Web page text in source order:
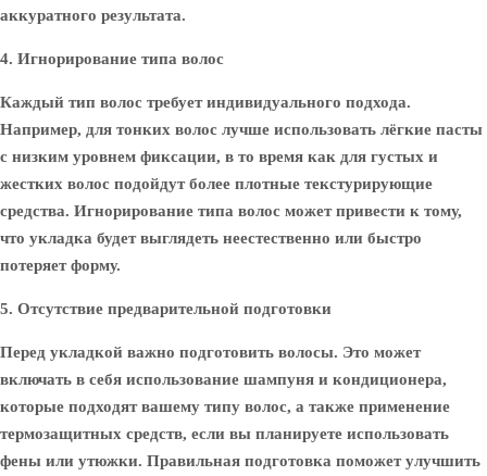
аккуратного результата.
4. Игнорирование типа волос
Каждый тип волос требует индивидуального подхода.
Например, для тонких волос лучше использовать лёгкие пасты
с низким уровнем фиксации, в то время как для густых и
жестких волос подойдут более плотные текстурирующие
средства. Игнорирование типа волос может привести к тому,
что укладка будет выглядеть неестественно или быстро
потеряет форму.
5. Отсутствие предварительной подготовки
Перед укладкой важно подготовить волосы. Это может
включать в себя использование шампуня и кондиционера,
которые подходят вашему типу волос, а также применение
термозащитных средств, если вы планируете использовать
фены или утюжки. Правильная подготовка поможет улучшить